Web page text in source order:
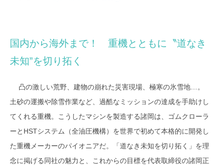
国内から海外まで！ 重機とともに〝道なき
未知”を切り拓く
凸の激しい荒野、建物の崩れた災害現場、極寒の氷雪地…。
土砂の運搬や除雪作業など、過酷なミッションの達成を手助けし
てくれる重機。こうしたマシンを製造する諸岡は、ゴムクローラ
ーとHSTシステム（全油圧機構）を世界で初めて本格的に開発し
た重機メーカーのパイオニアだ。「道なき未知を切り拓く」を理
念に掲げる同社の魅力と、これからの目標を代表取締役の諸岡正